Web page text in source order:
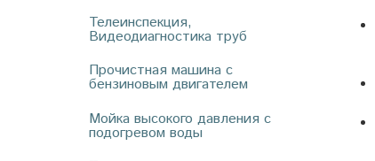
Телеинспекция,
Видеодиагностика труб
Прочистная машина с
бензиновым двигателем
Мойка высокого давления с
подогревом воды